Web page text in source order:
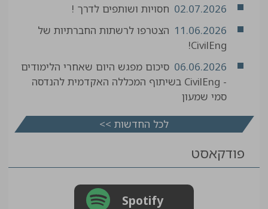
02.07.2026 חסויות ושותפים לדרך !
11.06.2026 הצטרפו לרשתות החברתיות של
CivilEng!
06.06.2026 סיכום מפגש היום שאחרי הלימודים
- CivilEng בשיתוף המכללה האקדמית להנדסה
סמי שמעון
לכל החדשות >>
פודקאסט
Spotify